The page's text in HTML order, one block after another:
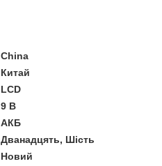
China
Китай
LCD
9 В
АКБ
Дванадцять, Шість
Новий